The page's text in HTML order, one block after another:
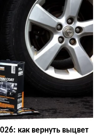
как вернуть выцвет